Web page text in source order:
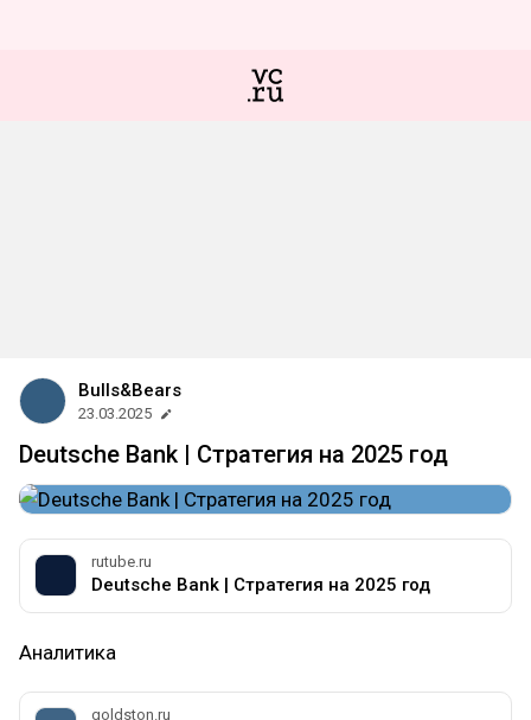
Bulls&Bears
23.03.2025
Deutsche Bank | Стратегия на 2025 год
rutube.ru
Deutsche Bank | Стратегия на 2025 год
Аналитика
goldston.ru